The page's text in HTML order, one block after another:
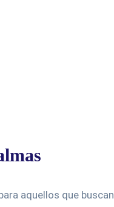
aquellos que buscan